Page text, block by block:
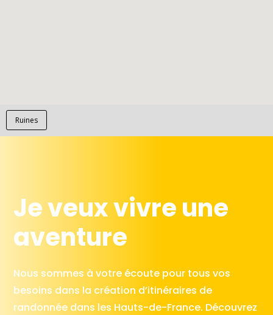
Ruines
Je veux vivre une
aventure
Nous sommes à votre écoute pour tous vos
besoins dans la création d’itinéraires de
randonnée dans les Hauts-de-France. Découvrez